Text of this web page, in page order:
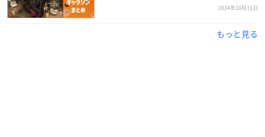
2024年10月31日
もっと見る